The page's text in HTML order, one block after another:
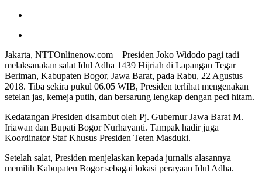
Jakarta, NTTOnlinenow.com – Presiden Joko Widodo pagi tadi
melaksanakan salat Idul Adha 1439 Hijriah di Lapangan Tegar
Beriman, Kabupaten Bogor, Jawa Barat, pada Rabu, 22 Agustus
2018. Tiba sekira pukul 06.05 WIB, Presiden terlihat mengenakan
setelan jas, kemeja putih, dan bersarung lengkap dengan peci hitam.
Kedatangan Presiden disambut oleh Pj. Gubernur Jawa Barat M.
Iriawan dan Bupati Bogor Nurhayanti. Tampak hadir juga
Koordinator Staf Khusus Presiden Teten Masduki.
Setelah salat, Presiden menjelaskan kepada jurnalis alasannya
memilih Kabupaten Bogor sebagai lokasi perayaan Idul Adha.